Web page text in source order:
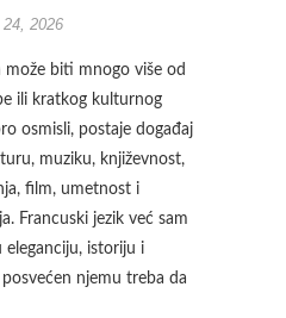
24, 2026
može biti mnogo više od
ili kratkog kulturnog
osmisli, postaje događaj
muziku, književnost,
film, umetnost i
Francuski jezik već sam
eleganciju, istoriju i
njemu treba da